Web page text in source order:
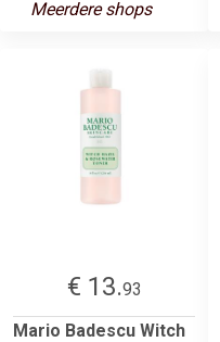
Meerdere shops
€ 13.93
Mario Badescu Witch